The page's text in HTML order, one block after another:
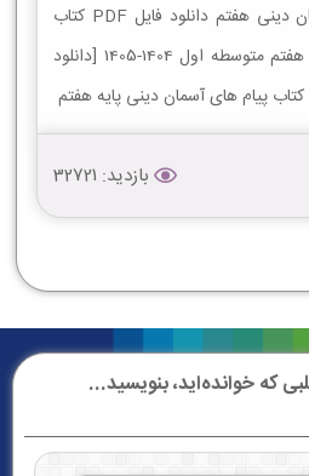
دانلود کتاب پیام های آسمان دینی هفتم دانلود فایل PDF کتاب
پیام های آسمان دینی پایه هفتم متوسطه اول 1404-1405 [دانلود
بازدید: 32721
که خوانده‌اید، بنویسید...